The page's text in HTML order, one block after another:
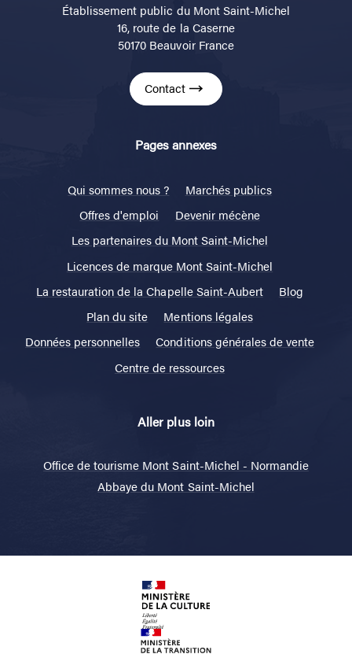
Établissement public du Mont Saint-Michel
16, route de la Caserne
50170 Beauvoir France
Contact
Pages annexes
Qui sommes nous ?
Marchés publics
Offres d'emploi
Devenir mécène
Les partenaires du Mont Saint-Michel
Licences de marque Mont Saint-Michel
La restauration de la Chapelle Saint-Aubert
Blog
Plan du site
Mentions légales
Données personnelles
Conditions générales de vente
Centre de ressources
Aller plus loin
Office de tourisme Mont Saint-Michel - Normandie
Abbaye du Mont Saint-Michel